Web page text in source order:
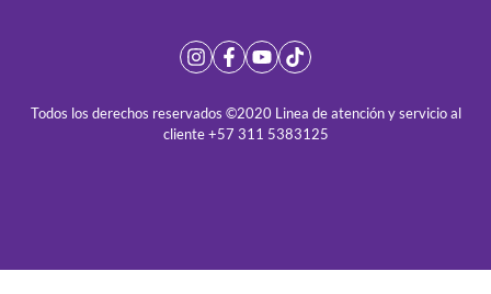
Todos los derechos reservados ©2020 Linea de atención y servicio al
cliente +57 311 5383125